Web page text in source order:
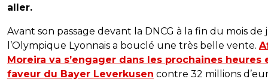
aller.
Avant son passage devant la DNCG à la fin du mois de
l’Olympique Lyonnais a bouclé une très belle vente.
Moreira va s’engager dans les prochaines heures
faveur du Bayer Leverkusen contre 32 millions